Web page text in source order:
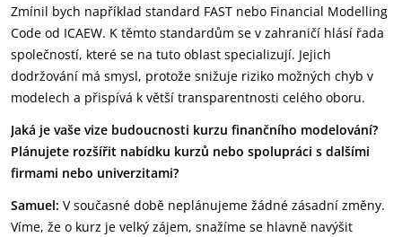
Zmínil bych například standard FAST nebo Financial Modelling
Code od ICAEW. K těmto standardům se v zahraničí hlásí řada
společností, které se na tuto oblast specializují. Jejich
dodržování má smysl, protože snižuje riziko možných chyb v
modelech a přispívá k větší transparentnosti celého oboru.
Jaká je vaše vize budoucnosti kurzu finančního modelování?
Plánujete rozšířit nabídku kurzů nebo spolupráci s dalšími
firmami nebo univerzitami?
Samuel: V současné době neplánujeme žádné zásadní změny.
Víme, že o kurz je velký zájem, snažíme se hlavně navýšit